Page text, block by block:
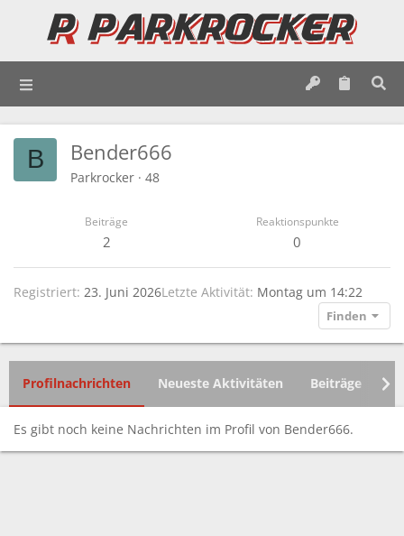
B Bender666
Parkrocker · 48
Beiträge
2
Reaktionspunkte
0
Registriert 23. Juni 2026Letzte Aktivität Montag um 14:22
Finden
Profilnachrichten Neueste Aktivitäten Beiträge
Es gibt noch keine Nachrichten im Profil von Bender666.